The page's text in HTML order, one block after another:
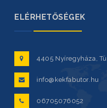
ELÉRHETŐSÉGEK
4405 Nyíregyháza,
info@kekfabutor.hu
06705076052